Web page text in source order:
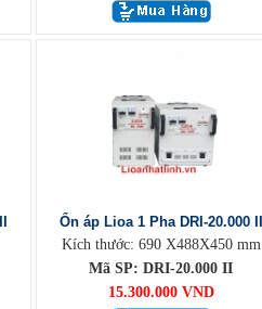
Ổn áp Lioa 1 Pha DRI-20.000 II
Kích thước: 690 X488X450 mm
Mã SP: DRI-20.000 II
15.300.000 VND